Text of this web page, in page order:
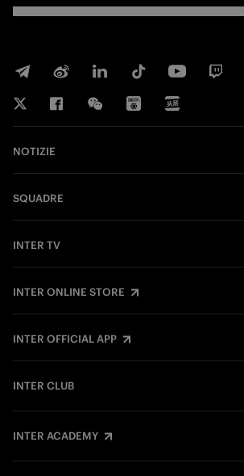
NOTIZIE
SQUADRE
INTER TV
INTER ONLINE STORE
INTER OFFICIAL APP
INTER CLUB
INTER ACADEMY